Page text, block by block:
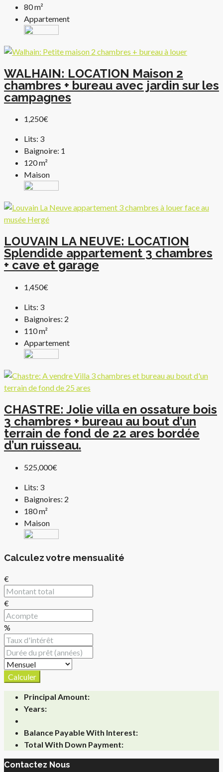
80m²
Appartement
WALHAIN: LOCATION Maison 2
chambres + bureau avec jardin sur les
campagnes
1,250€
Lits: 3
Baignoire: 1
120m²
Maison
LOUVAIN LA NEUVE: LOCATION
Splendide appartement 3 chambres
+ cave et garage
1,450€
Lits: 3
Baignoires: 2
110m²
Appartement
CHASTRE: Jolie villa en ossature bois
3 chambres + bureau au bout d’un
terrain de fond de 22 ares bordée
d’un ruisseau.
525,000€
Lits: 3
Baignoires: 2
180m²
Maison
Calculez votre mensualité
€
€
%
Calculer
Principal Amount:
Years:
Balance Payable With Interest:
Total With Down Payment:
Contactez Nous